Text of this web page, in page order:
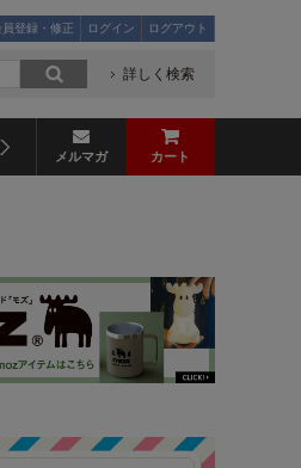
員登録・修正 ログイン ログアウト
詳しく検索
メルマガ カート